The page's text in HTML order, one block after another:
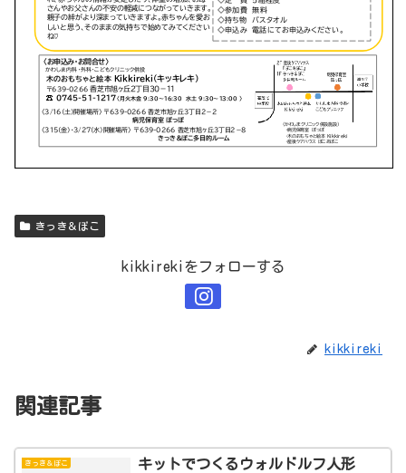
きっき＆ぽこ
kikkirekiをフォローする
kikkireki
関連記事
きっき＆ぽこ キットでつくるウォルドルフ人形